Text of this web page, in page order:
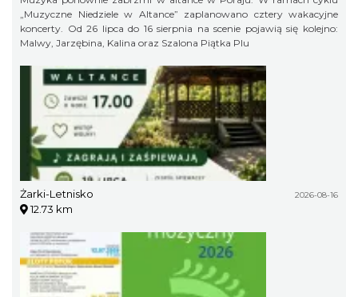
„Muzyczne Niedziele w Altance” zaplanowano cztery wakacyjne
koncerty. Od 26 lipca do 16 sierpnia na scenie pojawią się kolejno:
Malwy, Jarzębina, Kalina oraz Szalona Piątka Plu
Żarki-Letnisko 2026-08-16
12.73 km